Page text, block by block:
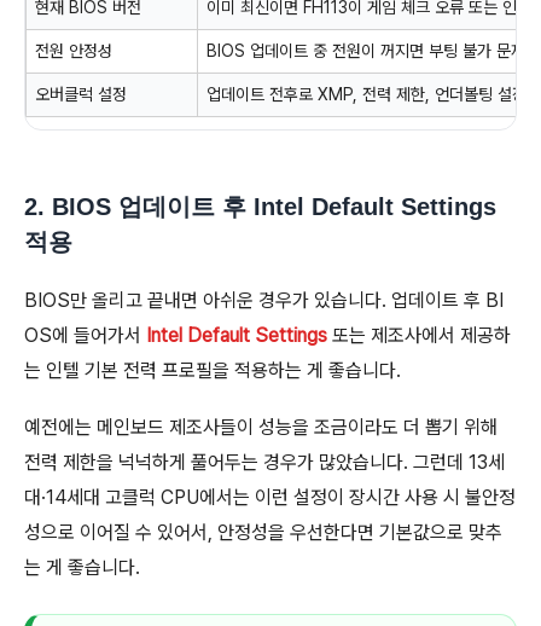
현재 BIOS 버전 이미 최신이면 FH113이 게임 체크 오류 또는 인식
전원 안정성 BIOS 업데이트 중 전원이 꺼지면 부팅 불가 문제
오버클럭 설정 업데이트 전후로 XMP, 전력 제한, 언더볼팅 설정
2. BIOS 업데이트 후 Intel Default Settings
적용
BIOS만 올리고 끝내면 아쉬운 경우가 있습니다. 업데이트 후 BI
OS에 들어가서 Intel Default Settings 또는 제조사에서 제공하
는 인텔 기본 전력 프로필을 적용하는 게 좋습니다.
예전에는 메인보드 제조사들이 성능을 조금이라도 더 뽑기 위해
전력 제한을 넉넉하게 풀어두는 경우가 많았습니다. 그런데 13세
대·14세대 고클럭 CPU에서는 이런 설정이 장시간 사용 시 불안정
성으로 이어질 수 있어서, 안정성을 우선한다면 기본값으로 맞추
는 게 좋습니다.